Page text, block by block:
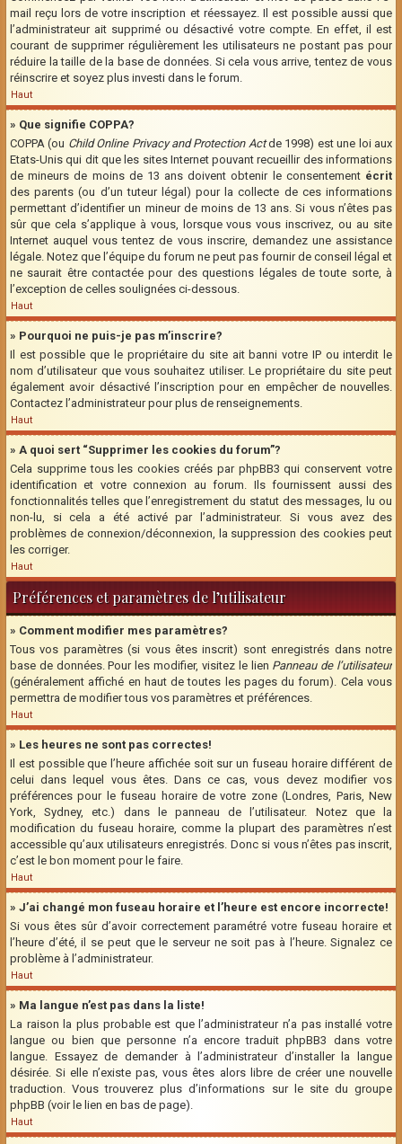
mail reçu lors de votre inscription et réessayez. Il est possible aussi que
l’administrateur ait supprimé ou désactivé votre compte. En effet, il est
courant de supprimer régulièrement les utilisateurs ne postant pas pour
réduire la taille de la base de données. Si cela vous arrive, tentez de vous
réinscrire et soyez plus investi dans le forum.
Haut
» Que signifie COPPA?
COPPA (ou Child Online Privacy and Protection Actde 1998) est une loi aux
Etats-Unis qui dit que les sites Internet pouvant recueillir des informations
de mineurs de moins de 13 ans doivent obtenir le consentement écrit
des parents (ou d’un tuteur légal) pour la collecte de ces informations
permettant d’identifier un mineur de moins de 13 ans. Si vous n’êtes pas
sûr que cela s’applique à vous, lorsque vous vous inscrivez, ou au site
Internet auquel vous tentez de vous inscrire, demandez une assistance
légale. Notez que l’équipe du forum ne peut pas fournir de conseil légal et
ne saurait être contactée pour des questions légales de toute sorte, à
l’exception de celles soulignées ci-dessous.
Haut
» Pourquoi ne puis-je pas m’inscrire?
Il est possible que le propriétaire du site ait banni votre IP ou interdit le
nom d’utilisateur que vous souhaitez utiliser. Le propriétaire du site peut
également avoir désactivé l’inscription pour en empêcher de nouvelles.
Contactez l’administrateur pour plus de renseignements.
Haut
» A quoi sert “Supprimer les cookies du forum”?
Cela supprime tous les cookies créés par phpBB3 qui conservent votre
identification et votre connexion au forum. Ils fournissent aussi des
fonctionnalités telles que l’enregistrement du statut des messages, lu ou
non-lu, si cela a été activé par l’administrateur. Si vous avez des
problèmes de connexion/déconnexion, la suppression des cookies peut
les corriger.
Haut
Préférences et paramètres de l’utilisateur
» Comment modifier mes paramètres?
Tous vos paramètres (si vous êtes inscrit) sont enregistrés dans notre
base de données. Pour les modifier, visitez le lien Panneau de l’utilisateur
(généralement affiché en haut de toutes les pages du forum). Cela vous
permettra de modifier tous vos paramètres et préférences.
Haut
» Les heures ne sont pas correctes!
Il est possible que l’heure affichée soit sur un fuseau horaire différent de
celui dans lequel vous êtes. Dans ce cas, vous devez modifier vos
préférences pour le fuseau horaire de votre zone (Londres, Paris, New
York, Sydney, etc.) dans le panneau de l’utilisateur. Notez que la
modification du fuseau horaire, comme la plupart des paramètres n’est
accessible qu’aux utilisateurs enregistrés. Donc si vous n’êtes pas inscrit,
c’est le bon moment pour le faire.
Haut
» J’ai changé mon fuseau horaire et l’heure est encore incorrecte!
Si vous êtes sûr d’avoir correctement paramétré votre fuseau horaire et
l’heure d’été, il se peut que le serveur ne soit pas à l’heure. Signalez ce
problème à l’administrateur.
Haut
» Ma langue n’est pas dans la liste!
La raison la plus probable est que l’administrateur n’a pas installé votre
langue ou bien que personne n’a encore traduit phpBB3 dans votre
langue. Essayez de demander à l’administrateur d’installer la langue
désirée. Si elle n’existe pas, vous êtes alors libre de créer une nouvelle
traduction. Vous trouverez plus d’informations sur le site du groupe
phpBB (voir le lien en bas de page).
Haut